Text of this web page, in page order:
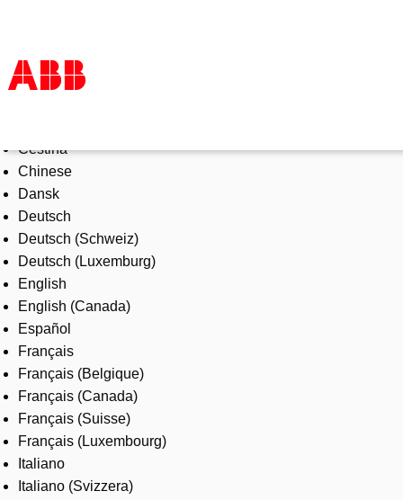
Produkte und Leistungen
Branchenlösungen
Service
Über uns
Vertriebspartner finden
Kontakt
Karriere
Čeština
Chinese
Dansk
Deutsch
Deutsch (Schweiz)
Deutsch (Luxemburg)
English
English (Canada)
Español
Français
Français (Belgique)
Français (Canada)
Français (Suisse)
Français (Luxembourg)
Italiano
Italiano (Svizzera)